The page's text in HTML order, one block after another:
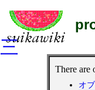
There are
オ
三